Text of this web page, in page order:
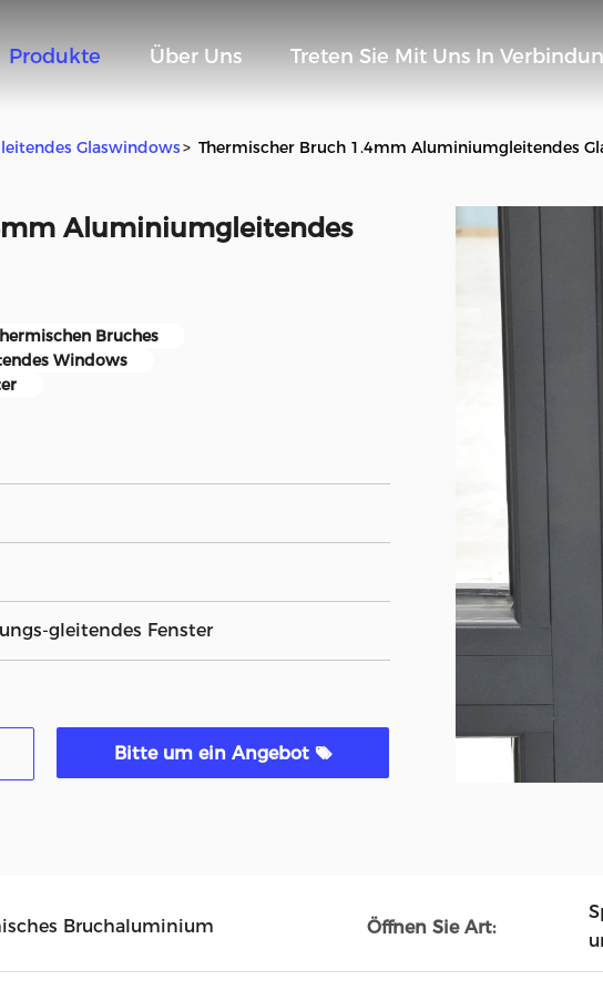
Produkte Über Uns Treten Sie Mit Uns In
Glaswindows> Thermischer Bruch 1.4mm Aluminiumgleitendes
Aluminiumgleitendes
Bruches
Windows
gleitendes Fenster
Bitte um ein Angebot
Bruchaluminium Öffnen Sie Art: